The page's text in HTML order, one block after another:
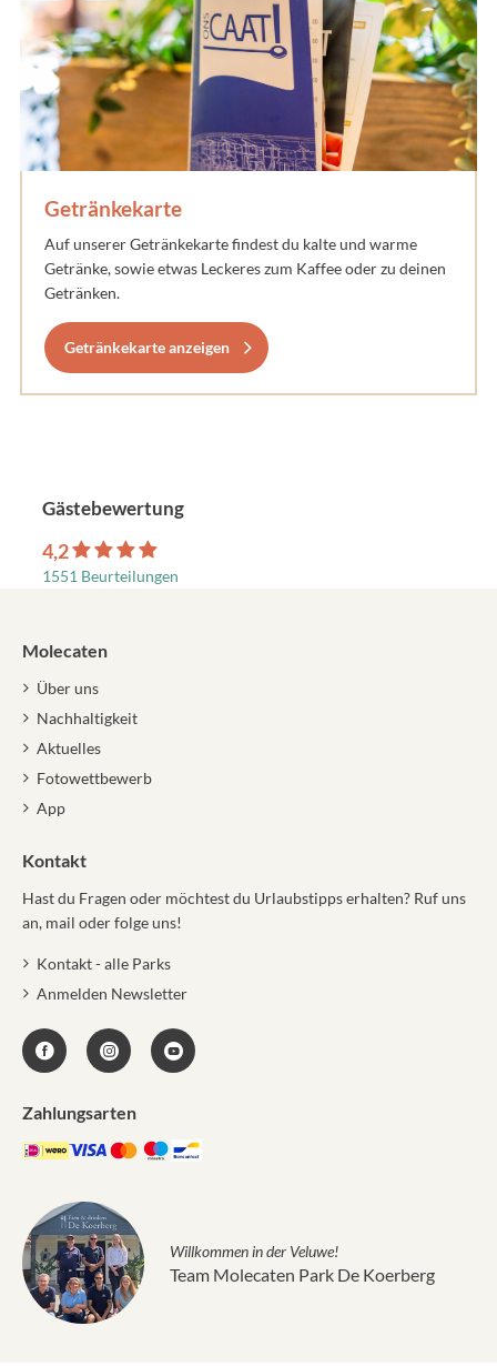
Getränkekarte
Auf unserer Getränkekarte findest du kalte und warme
Getränke, sowie etwas Leckeres zum Kaffee oder zu deinen
Getränken.
Getränkekarte anzeigen
Gästebewertung
4,2
1551 Beurteilungen
Molecaten
Über uns
Nachhaltigkeit
Aktuelles
Fotowettbewerb
App
Kontakt
Hast du Fragen oder möchtest du Urlaubstipps erhalten? Ruf uns
an, mail oder folge uns!
Kontakt - alle Parks
Anmelden Newsletter
Zahlungsarten
Willkommen in der Veluwe!
Team Molecaten Park De Koerberg